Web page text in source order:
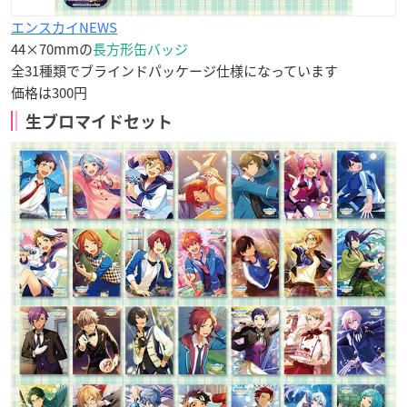
エンスカイNEWS
44×70mmの長方形缶バッジ
全31種類でブラインドパッケージ仕様になっています
価格は300円
生ブロマイドセット